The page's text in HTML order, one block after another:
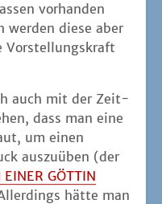
vor­han­den
wer­den die­se aber
Vor­stel­lungs­kraft
auch mit der Zeit­
dass man eine
um einen
aus­zu­üben (der
GÖTTIN
hät­te man